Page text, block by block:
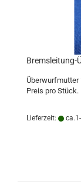
Bremsleitung-
Überwurfmutter
Preis pro Stück.
Lieferzeit: